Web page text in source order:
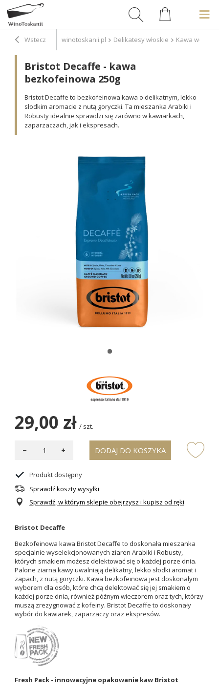
Wstecz winotoskanii.pl Delikatesy włoskie Kawa włoska
Bristot Decaffe - kawa
bezkofeinowa 250g
Bristot Decaffe to bezkofeinowa kawa o delikatnym, lekko
słodkim aromacie z nutą goryczki. Ta mieszanka Arabiki i
Robusty idealnie sprawdzi się zarówno w kawiarkach,
zaparzaczach, jak i ekspresach.
29,00 zł / szt.
DODAJ DO KOSZYKA
Produkt dostępny
Sprawdź koszty wysyłki
Sprawdź, w którym sklepie obejrzysz i kupisz od ręki
Bristot Decaffe
Bezkofeinowa kawa Bristot Decaffe to doskonała mieszanka
specjalnie wyselekcjonowanych ziaren Arabiki i Robusty,
których smakiem możesz delektować się o każdej porze dnia.
Palone ziarna kawy uwalniają delikatny, lekko słodki aromat i
zapach, z nutą goryczki. Kawa bezkofeinowa jest doskonałym
wyborem dla osób, które chcą delektować się jej smakiem o
każdej porze dnia, również późnym wieczorem oraz tych, którzy
muszą zrezygnować z kofeiny. Bristot Decaffe to doskonały
wybór do kawiarek, zaparzaczy oraz ekspresów.
Fresh Pack - innowacyjne opakowanie kaw Bristot